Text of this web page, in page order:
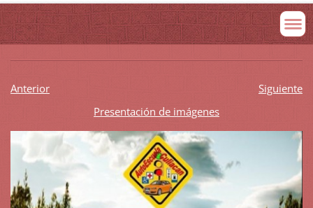
Anterior
Siguiente
Presentación de imágenes